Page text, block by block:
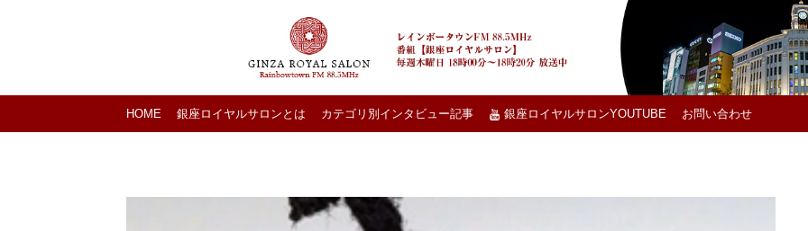
HOME 銀座ロイヤルサロンとは カテゴリ別インタビュー記事 銀座ロイヤルサロンYOUTUBE お問い合わせ